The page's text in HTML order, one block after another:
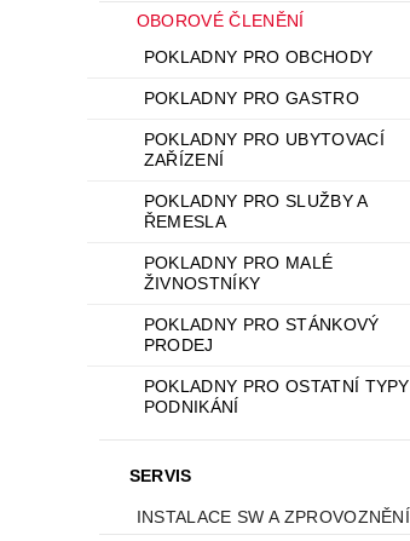
OBOROVÉ ČLENĚNÍ
POKLADNY PRO OBCHODY
POKLADNY PRO GASTRO
POKLADNY PRO UBYTOVACÍ
ZAŘÍZENÍ
POKLADNY PRO SLUŽBY A
ŘEMESLA
POKLADNY PRO MALÉ
ŽIVNOSTNÍKY
POKLADNY PRO STÁNKOVÝ
PRODEJ
POKLADNY PRO OSTATNÍ TYPY
PODNIKÁNÍ
SERVIS
INSTALACE SW A ZPROVOZNĚNÍ